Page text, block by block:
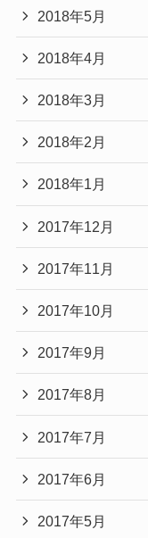
2018年5月
2018年4月
2018年3月
2018年2月
2018年1月
2017年12月
2017年11月
2017年10月
2017年9月
2017年8月
2017年7月
2017年6月
2017年5月